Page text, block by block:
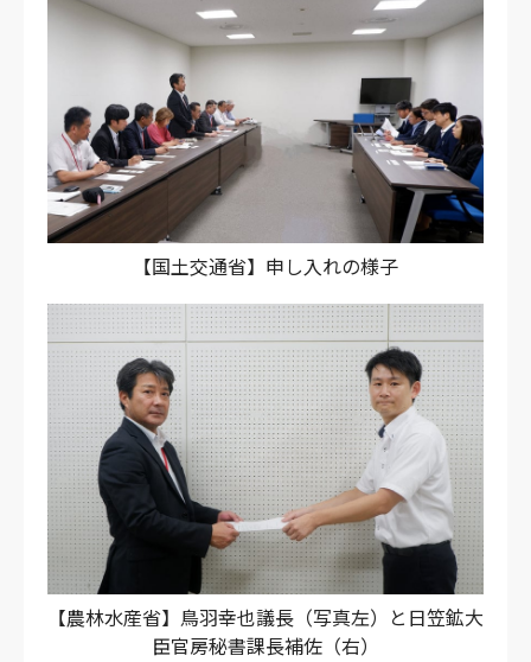
【国土交通省】申し入れの様子
【農林水産省】鳥羽幸也議長（写真左）と日笠鉱大
臣官房秘書課長補佐（右）